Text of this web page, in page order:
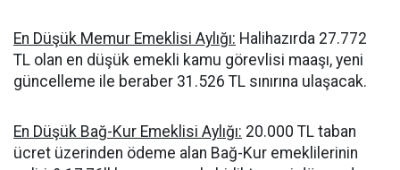
En Düşük Memur Emeklisi Aylığı: Halihazırda 27.772
TL olan en düşük emekli kamu görevlisi maaşı, yeni
güncelleme ile beraber 31.526 TL sınırına ulaşacak.
En Düşük Bağ-Kur Emeklisi Aylığı: 20.000 TL taban
ücret üzerinden ödeme alan Bağ-Kur emeklilerinin